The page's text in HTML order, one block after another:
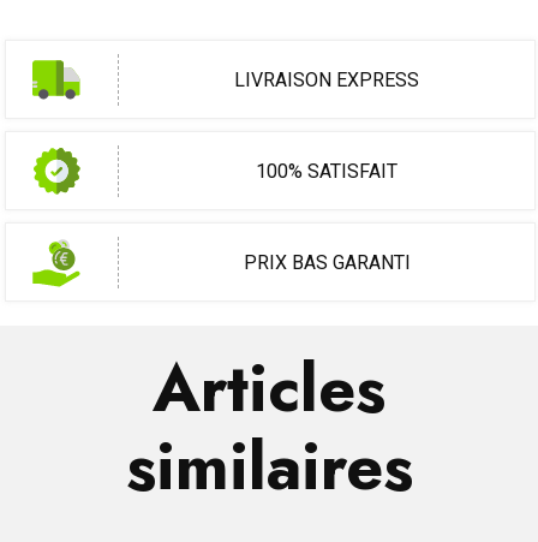
LIVRAISON EXPRESS
100% SATISFAIT
PRIX BAS GARANTI
Articles
similaires